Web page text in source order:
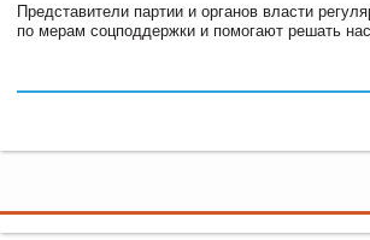
Представители партии и органов власти
по мерам соцподдержки и помогают решать